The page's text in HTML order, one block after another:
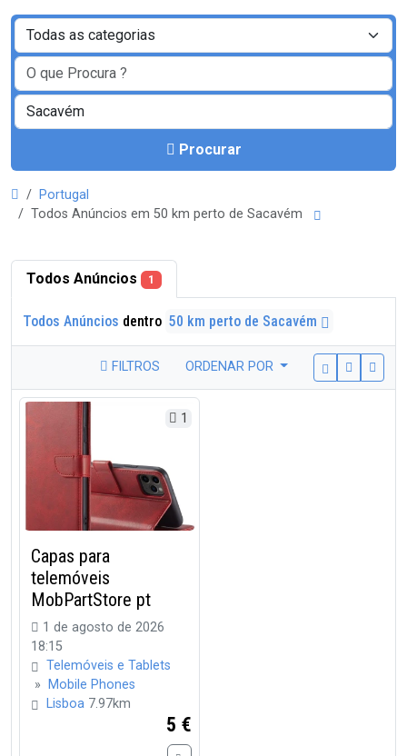
Procurar
Portugal
Todos Anúncios em 50 km perto de Sacavém
Todos Anúncios 1
Todos Anúncios dentro 50 km perto de Sacavém
FILTROS ORDENAR POR
1
Capas para
telemóveis
MobPartStore pt
1 de agosto de 2026
18:15
Telemóveis e Tablets
»
Mobile Phones
Lisboa 7.97km
5 €